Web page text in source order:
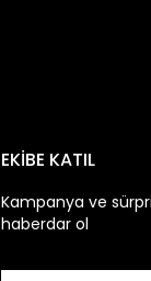
EKİBE KATIL
Kampanya ve
haberdar ol